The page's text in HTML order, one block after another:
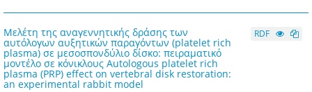
Μελέτη της αναγεννητικής δράσης των
αυτόλογων αυξητικών παραγόντων (platelet rich
plasma) σε μεσοσπονδύλιο δίσκο: πειραματικό
μοντέλο σε κόνικλους Autologous platelet rich
plasma (PRP) effect on vertebral disk restoration:
an experimental rabbit model
RDF